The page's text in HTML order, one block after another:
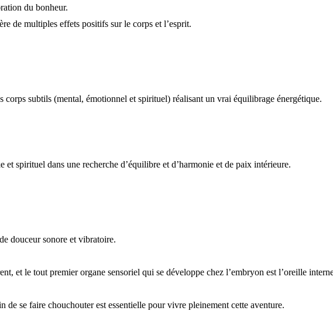
du bonheur.
de multiples effets positifs sur le corps et l’esprit.
subtils (mental, émotionnel et spirituel) réalisant un vrai équilibrage énergétique.
spirituel dans une recherche d’équilibre et d’harmonie et de paix intérieure.
douceur sonore et vibratoire.
et le tout premier organe sensoriel qui se développe chez l’embryon est l’oreille
se faire chouchouter est essentielle pour vivre pleinement cette aventure.